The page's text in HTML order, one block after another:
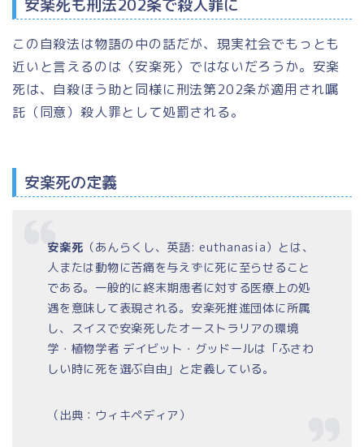
安楽死も刑法202条で殺人罪に
この自殺法は物語の中の話だが、現実社会でもっとも
近いと言えるのは〈安楽死〉ではないだろうか。安楽
死は、自殺ほう助と同様に刑法第202条が適用され嘱
託（同意）殺人罪として処罰される。
安楽死の定義
安楽死 （あんらくし、英語: euthanasia）とは、
人または動物に苦痛を与えずに死に至らせること
である。一般的に終末期患者に対する医療上の処
遇を意味して表現される。安楽死推進団体に所属
し、スイスで安楽死したオーストラリアの環境
学・植物学者 デイビット・グッドールは「ふさわ
しい時に死を選ぶ自由」と定義している。
（出典：ウィキペディア）